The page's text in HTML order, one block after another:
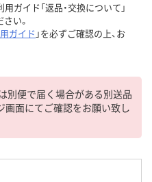
ガイド「返品・交換について」
い。
ガイド 」を必ずご確認の上、お
別便で届く場合がある別送品
画面にてご確認をお願い致し